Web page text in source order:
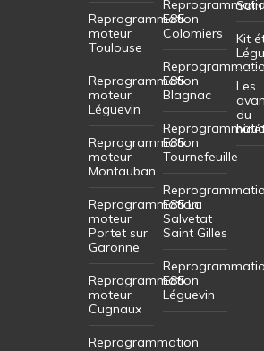
Reprogrammation
moteur
Toulouse
Reprogrammation
moteur
Léguevin
Reprogrammation
moteur
Montauban
Reprogrammation
moteur
Portet sur
Garonne
Reprogrammation
moteur
Cugnaux
Reprogrammation
E85
Colomiers
E85
Blagnac
E85
Tournefeuille
E85 La
Salvetat
Saint Gilles
E85
Léguevin
Kit
Les
du